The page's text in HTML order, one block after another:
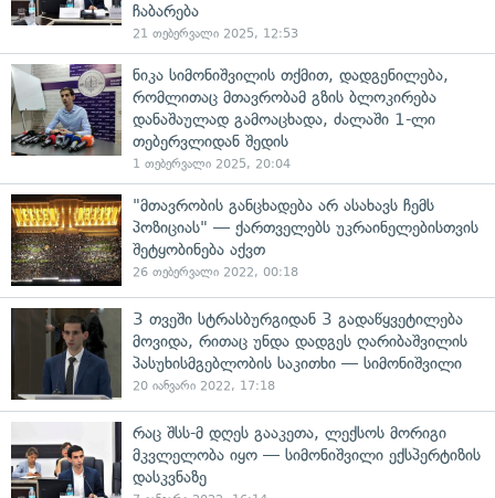
ჩაბარება
21 თებერვალი 2025, 12:53
ნიკა სიმონიშვილის თქმით, დადგენილება,
რომლითაც მთავრობამ გზის ბლოკირება
დანაშაულად გამოაცხადა, ძალაში 1-ლი
თებერვლიდან შედის
1 თებერვალი 2025, 20:04
"მთავრობის განცხადება არ ასახავს ჩემს
პოზიციას" — ქართველებს უკრაინელებისთვის
შეტყობინება აქვთ
26 თებერვალი 2022, 00:18
3 თვეში სტრასბურგიდან 3 გადაწყვეტილება
მოვიდა, რითაც უნდა დადგეს ღარიბაშვილის
პასუხისმგებლობის საკითხი — სიმონიშვილი
20 იანვარი 2022, 17:18
რაც შსს-მ დღეს გააკეთა, ლექსოს მორიგი
მკვლელობა იყო — სიმონიშვილი ექსპერტიზის
დასკვნაზე